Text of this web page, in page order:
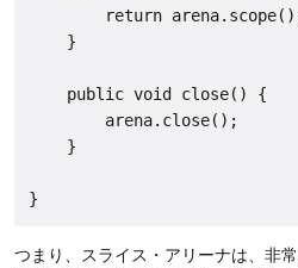
return
    }
    public void close() {
        arena.close();
    }
つまり、スライス・アリーナは、非